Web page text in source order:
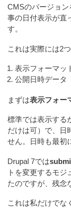
CMSのバージョ
事の日付表示が直
す。
これは実際には2
表示フォーマッ
公開日時データ
まずは表示フォー
標準では表示する
だけは可）で、日
せん。日時も最初
Drupal 7では
トを変更するモ
たのですが、残念
これは私だけでな